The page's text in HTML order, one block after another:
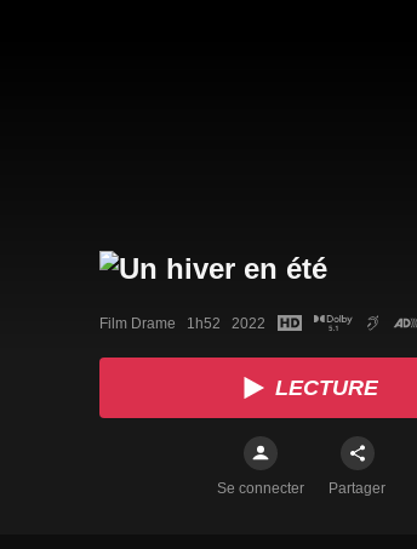
Film Drame   1h52   2022
LECTURE
Se connecter Partager